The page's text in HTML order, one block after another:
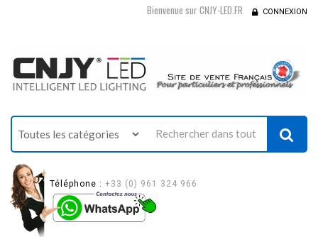
Bienvenue sur CNJY-LED.FR CONNEXION
Téléphone : +33 (0) 961 324 966